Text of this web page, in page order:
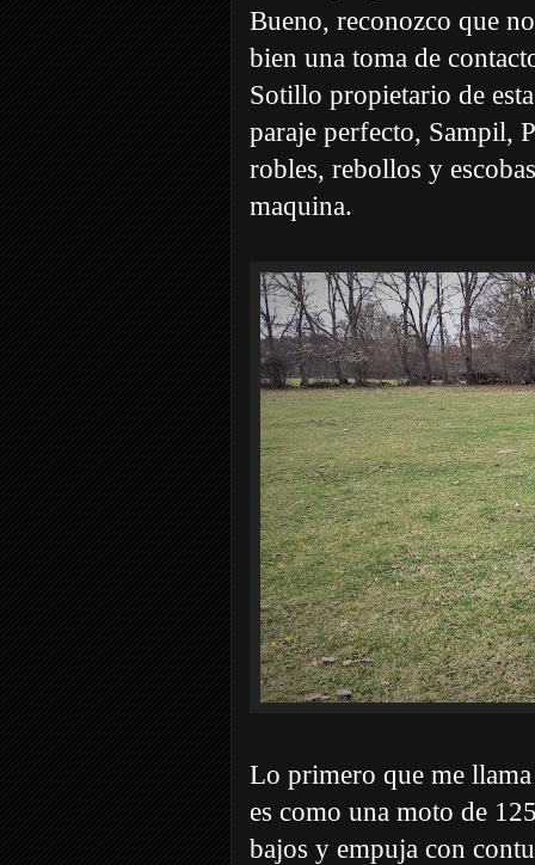
Bueno, reconozco que
bien una toma de
Sotillo propietario de
paraje perfecto, Sampil,
robles, rebollos y
maquina.
Lo primero que me
es como una moto de
bajos y empuja con